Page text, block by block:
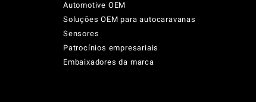
Automotive OEM
Soluções OEM para autocaravanas
Sensores
Patrocínios empresariais
Embaixadores da marca